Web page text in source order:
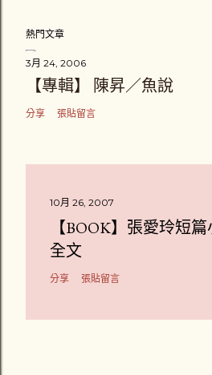
熱門文章
3月 24, 2006
【專輯】 陳昇／魚說
分享 張貼留言
10月 26, 2007
【BOOK】張愛玲短
全文
分享 張貼留言